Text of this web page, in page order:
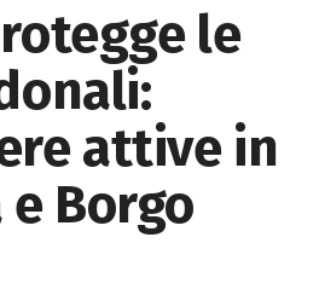
le
attive in
Borgo